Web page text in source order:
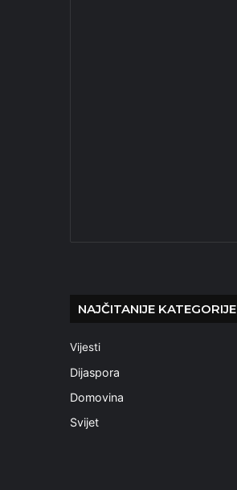
NAJČITANIJE KATEGORIJE
Vijesti
Dijaspora
Domovina
Svijet